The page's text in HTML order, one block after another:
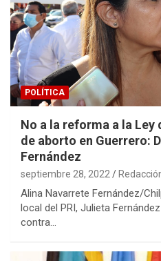
POLÍTICA
No a la reforma a la Ley
de aborto en Guerrero:
Fernández
septiembre 28, 2022
Alina Navarrete Fernández/
local del PRI, Julieta
contra…